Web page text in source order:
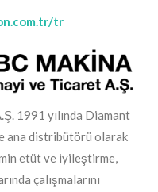
tr
1991 yılında Diamant
ana distribütörü olarak
etüt ve iyileştirme,
çalışmalarını